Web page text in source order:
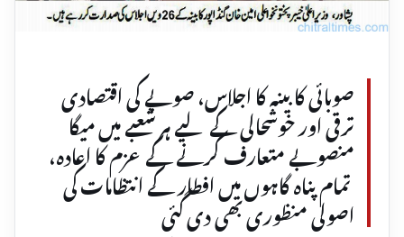
صوبائی کابینہ کا اجلاس، صوبے کی اقتصادی
ترقی اور خوشحالی کے لیے ہر شعبے میں میگا
منصوبے متعارف کرنے کے عزم کا اعادہ،
تمام پناہ گاہوں میں افطار کے انتظامات کی
اصولی منظوری بھی دی گئی